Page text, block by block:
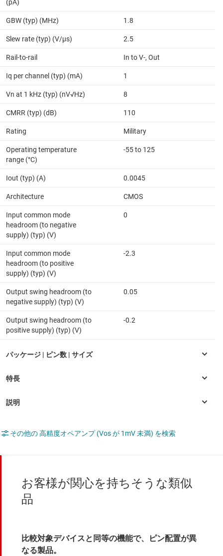
(pA)
GBW (typ) (MHz) 1.8
Slew rate (typ) (V/µs) 2.5
Rail-to-rail In to V-, Out
Iq per channel (typ) (mA) 1
Vn at 1 kHz (typ) (nV√Hz) 8
CMRR (typ) (dB) 110
Rating Military
Operating temperature
range (°C)
-55 to 125
Iout (typ) (A) 0.0045
Architecture CMOS
Input common mode
headroom (to negative
supply) (typ) (V)
0
Input common mode
headroom (to positive
supply) (typ) (V)
-2.3
Output swing headroom (to
negative supply) (typ) (V)
0.05
Output swing headroom (to
positive supply) (typ) (V)
-0.2
その他の 高精度オペアンプ (Vos が 1mV 未満) を検索
お客様が関心を持ちそうな類似
品
比較対象デバイスと同等の機能で、ピン配置が異
なる製品。